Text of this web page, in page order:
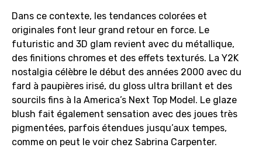
Dans ce contexte, les tendances colorées et
originales font leur grand retour en force. Le
futuristic and 3D glam revient avec du métallique,
des finitions chromes et des effets texturés. La Y2K
nostalgia célèbre le début des années 2000 avec du
fard à paupières irisé, du gloss ultra brillant et des
sourcils fins à la America’s Next Top Model. Le glaze
blush fait également sensation avec des joues très
pigmentées, parfois étendues jusqu’aux tempes,
comme on peut le voir chez Sabrina Carpenter.